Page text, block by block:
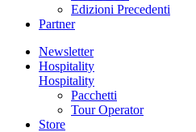
Edizioni Precedenti
Partner
Newsletter
Hospitality
Hospitality
Pacchetti
Tour Operator
Store